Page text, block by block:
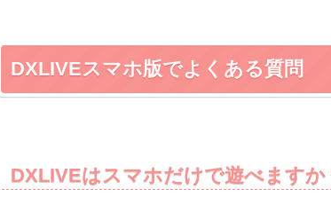
DXLIVEスマホ版でよくある質問
DXLIVEはスマホだけで遊べますか